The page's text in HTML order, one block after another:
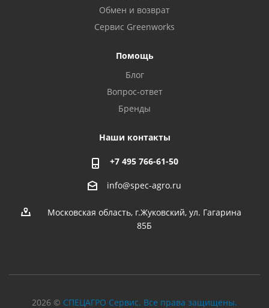
Обмен и возврат
Сервис Greenworks
Помощь
Блог
Вопрос-ответ
Бренды
Наши контакты
+7 495 766-61-50
info@spec-agro.ru
Московская область, г.Жуковский, ул. Гагарина
85Б
2026 © СПЕЦАГРО Сервис. Все права защищены.